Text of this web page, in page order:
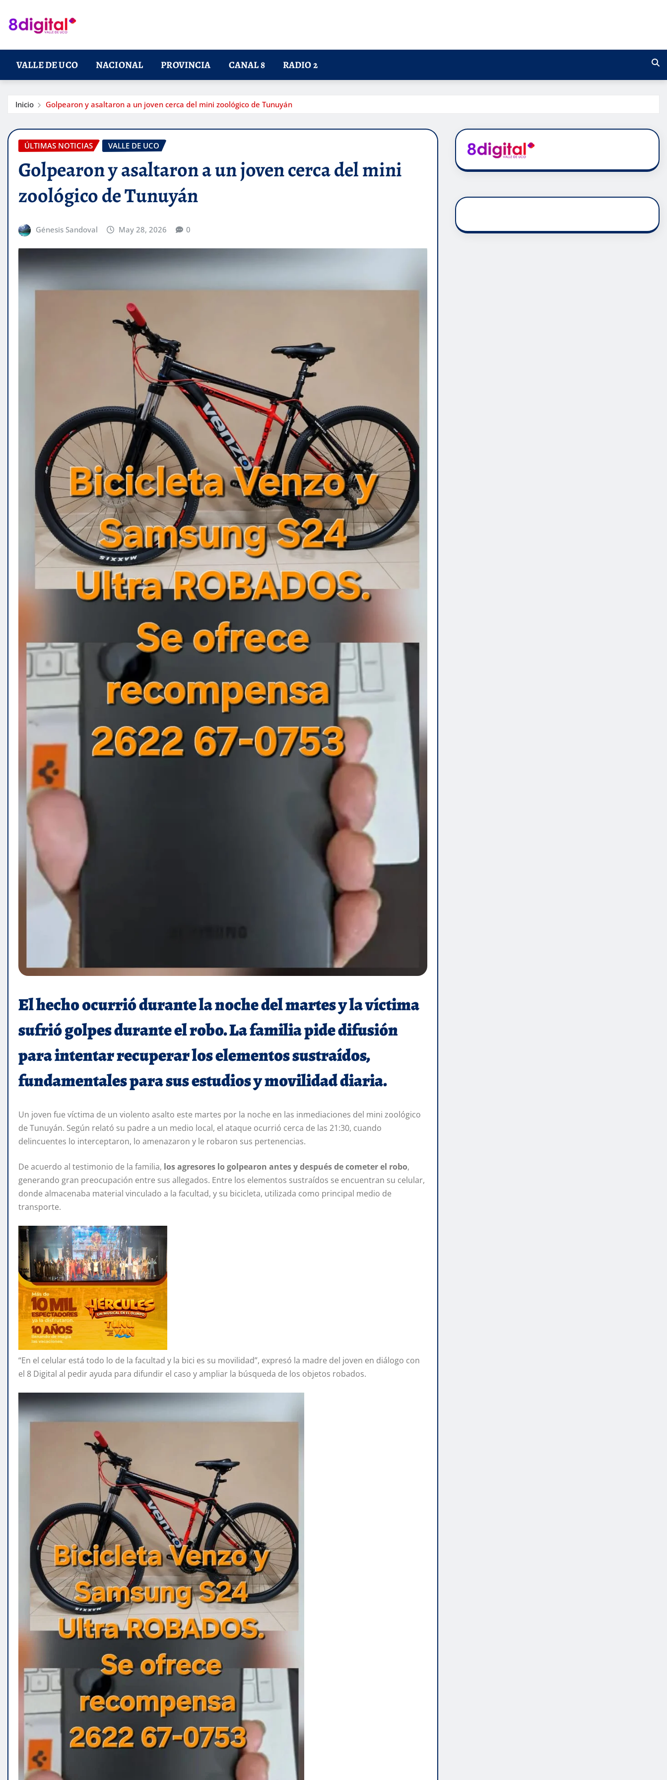
contenido
VALLE DE UCO NACIONAL PROVINCIA CANAL 8 RADIO 2
Inicio Golpearon y asaltaron a un joven cerca del mini zoológico de Tunuyán
ÚLTIMAS NOTICIAS VALLE DE UCO
Golpearon y asaltaron a un joven cerca del mini
zoológico de Tunuyán
Génesis Sandoval May 28, 2026 0
El hecho ocurrió durante la noche del martes y la víctima
sufrió golpes durante el robo. La familia pide difusión
para intentar recuperar los elementos sustraídos,
fundamentales para sus estudios y movilidad diaria.
Un joven fue víctima de un violento asalto este martes por la noche en las inmediaciones del mini zoológico
de Tunuyán. Según relató su padre a un medio local, el ataque ocurrió cerca de las 21:30, cuando
delincuentes lo interceptaron, lo amenazaron y le robaron sus pertenencias.
De acuerdo al testimonio de la familia, los agresores lo golpearon antes y después de cometer el robo,
generando gran preocupación entre sus allegados. Entre los elementos sustraídos se encuentran su celular,
donde almacenaba material vinculado a la facultad, y su bicicleta, utilizada como principal medio de
transporte.
“En el celular está todo lo de la facultad y la bici es su movilidad”, expresó la madre del joven en diálogo con
el 8 Digital al pedir ayuda para difundir el caso y ampliar la búsqueda de los objetos robados.